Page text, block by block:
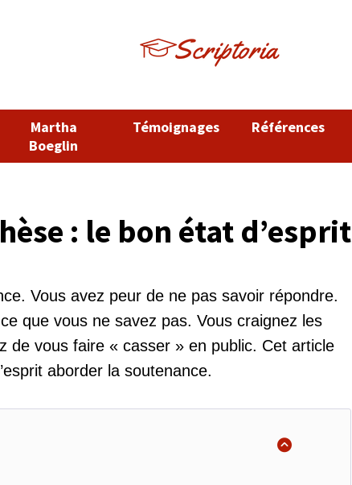
Martha
Boeglin
Témoignages Références
: le bon état d’esprit
Vous avez peur de ne pas savoir répondre.
que vous ne savez pas. Vous craignez les
de vous faire « casser » en public. Cet article
aborder la soutenance.